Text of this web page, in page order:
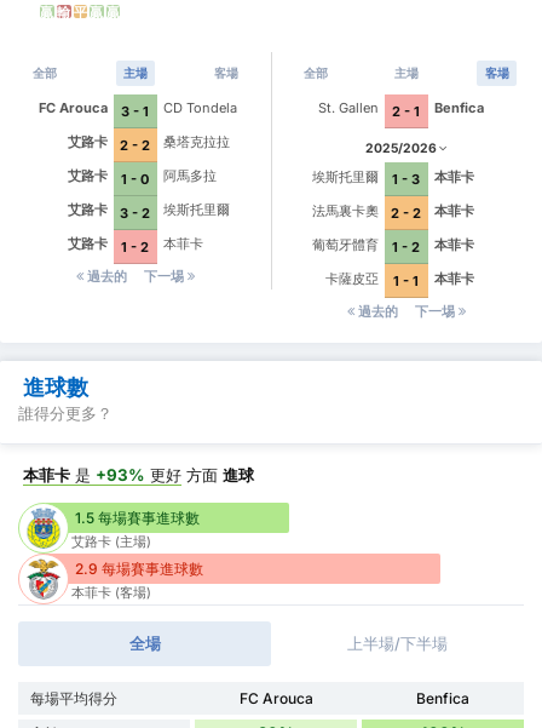
贏 輸 平贏 贏
全部 主場 客場
FC Arouca 3 - 1
CD Tondela
艾路卡
2 - 2
桑塔克拉拉
艾路卡
1 - 0
阿馬多拉
艾路卡
3 - 2
埃斯托里爾
艾路卡
1 - 2
本菲卡
過去的
下一埸
全部 主場 客場
St. Gallen 2 - 1 Benfica
2025/2026
埃斯托里爾 1 - 3
本菲卡
法馬裏卡奧
2 - 2
本菲卡
葡萄牙體育
1 - 2
本菲卡
卡薩皮亞
1 - 1
本菲卡
過去的
下一埸
進球數
誰得分更多？
本菲卡 是 +93% 更好 方面 進球
1.5 每場賽事進球數
艾路卡 (主場)
2.9 每場賽事進球數
本菲卡 (客場)
全場 上半場/下半場
每場平均得分 FC Arouca
Benfica